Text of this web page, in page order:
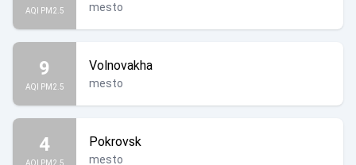
AQI PM2.5 mesto
9
AQI PM2.5
Volnovakha
mesto
4
AQI PM2.5
Pokrovsk
mesto